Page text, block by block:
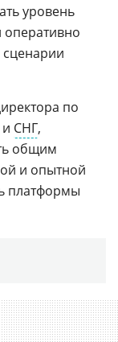
уровень
оперативно
по
и СНГ,
общим
и опытной
платформы